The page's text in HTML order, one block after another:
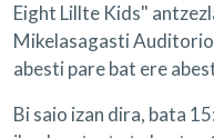
Eight Lillte Kids"
Mikelasagasti
abesti pare bat ere
Bi saio izan dira, bata